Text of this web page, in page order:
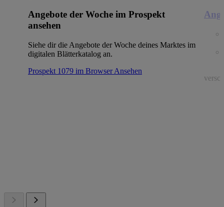
Angebote der Woche im Prospekt
ansehen
Siehe dir die Angebote der Woche deines Marktes im
digitalen Blätterkatalog an.
Prospekt 1079 im BrowserAnsehen